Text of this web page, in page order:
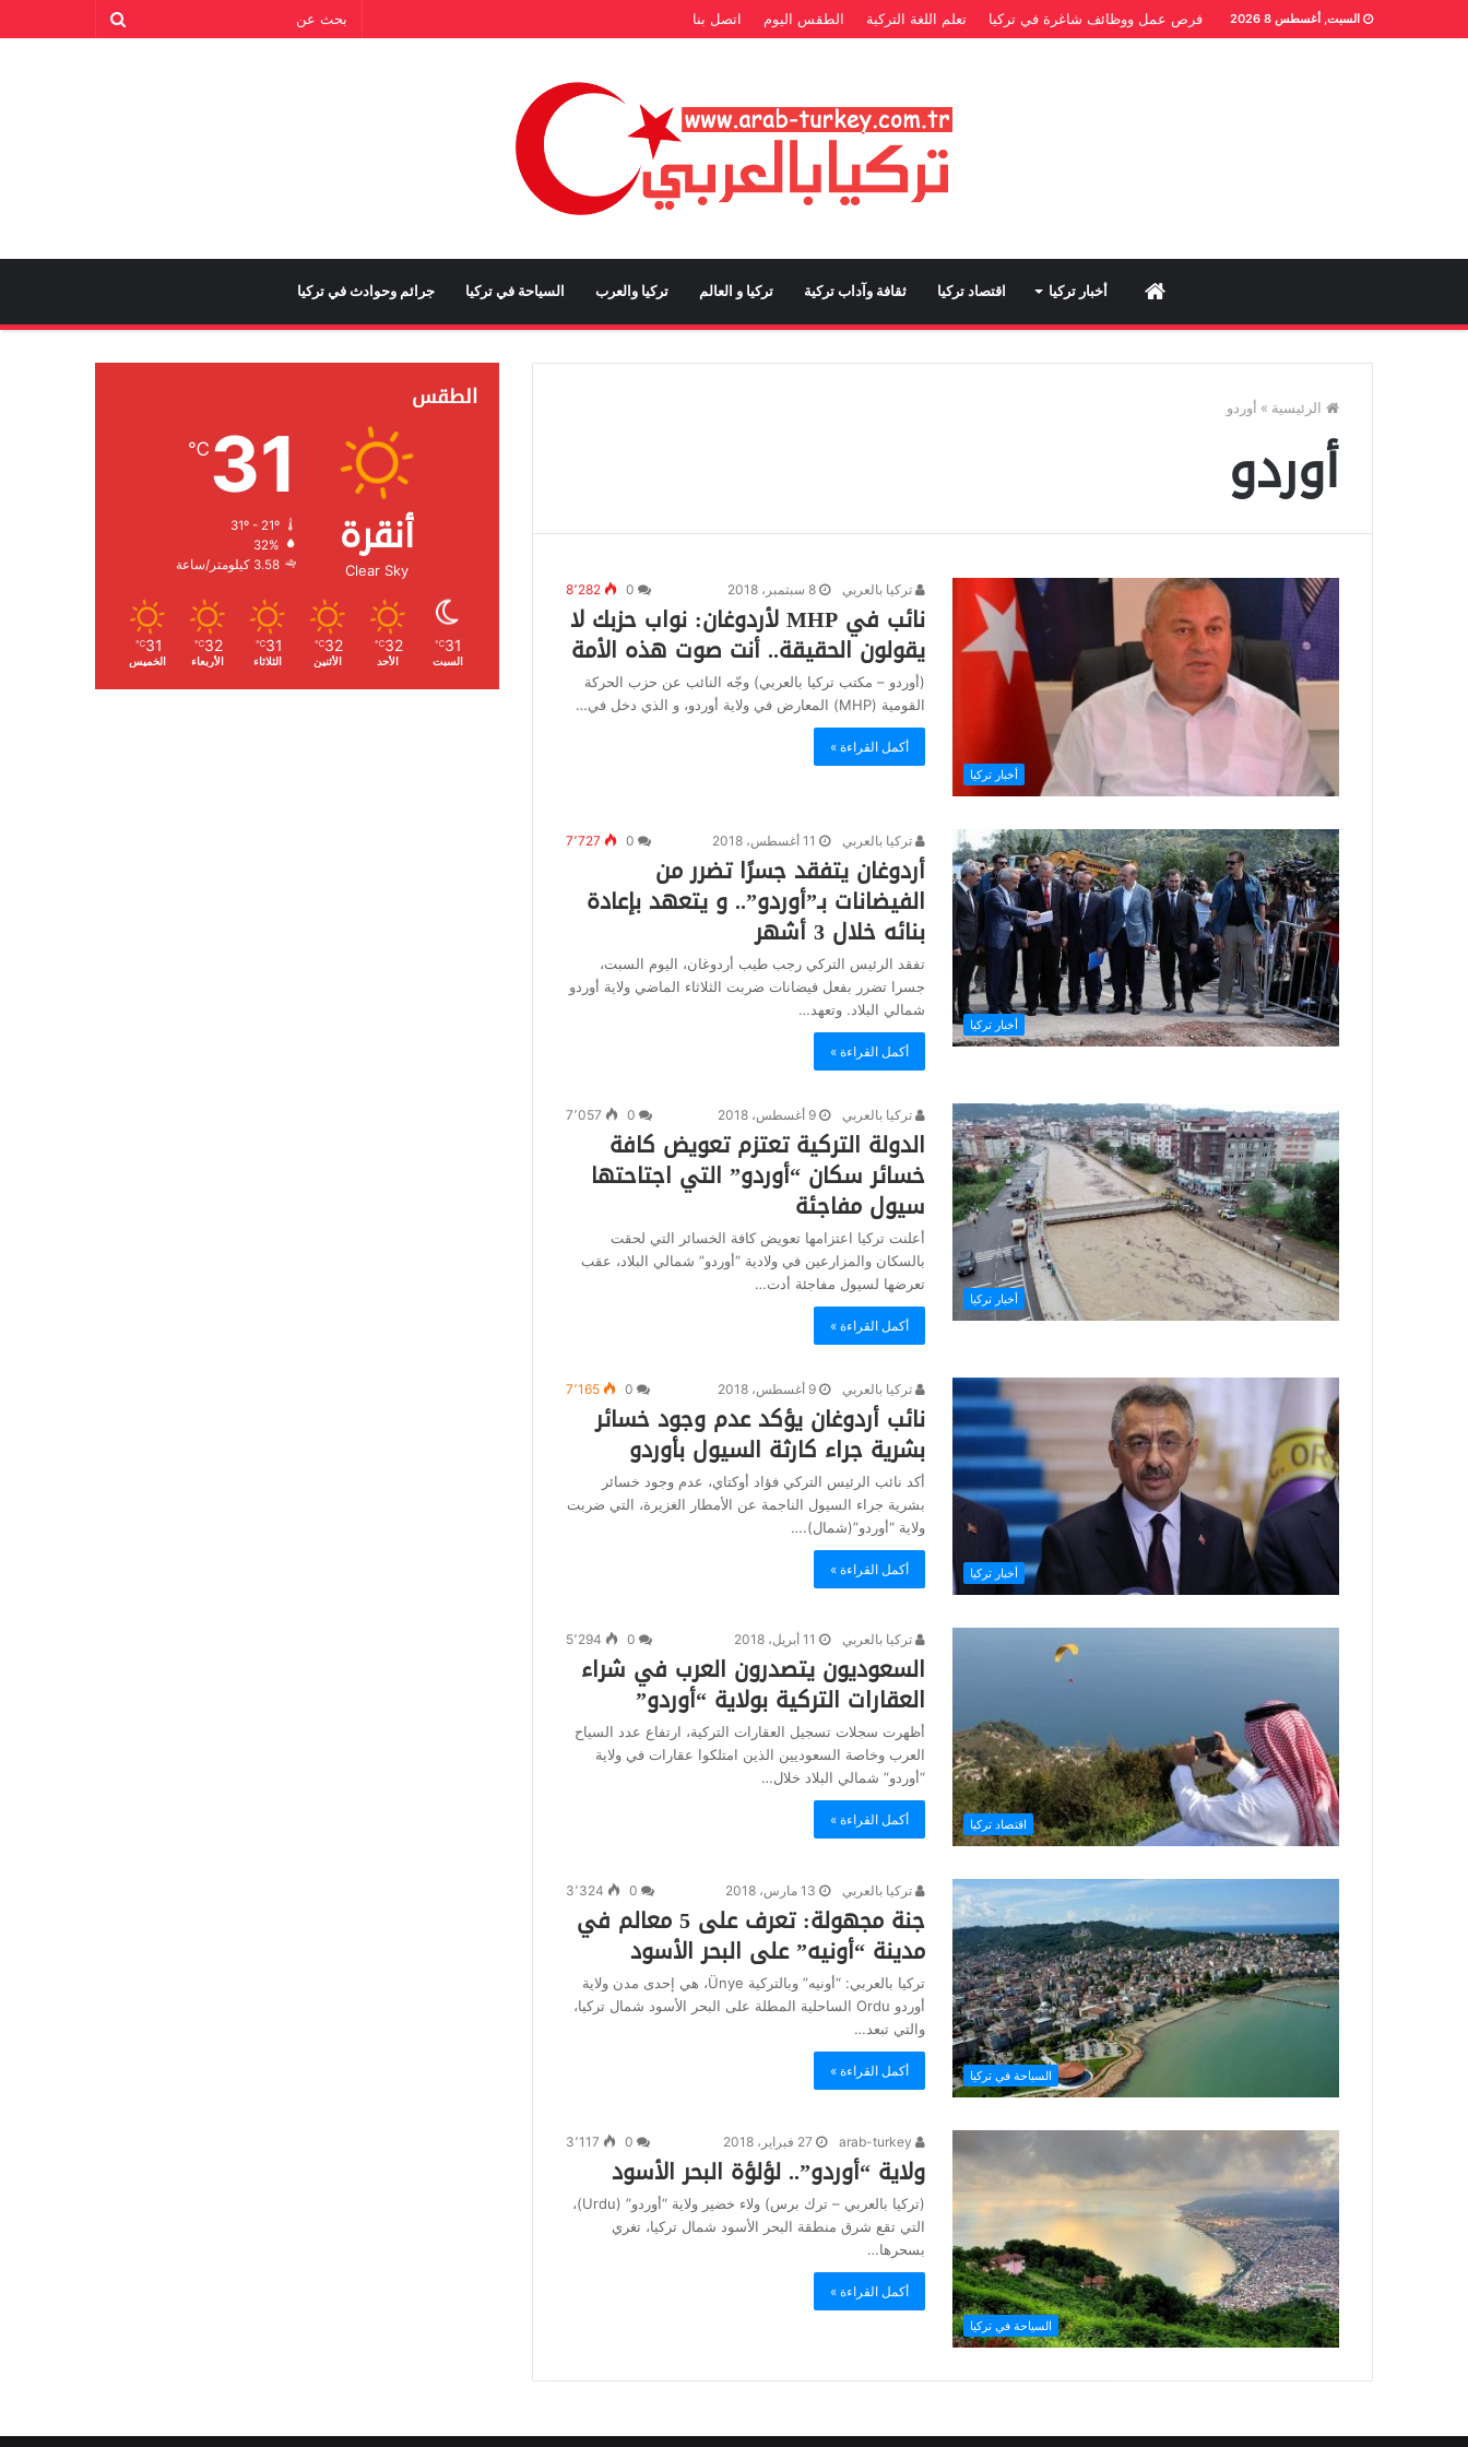
السبت, أغسطس 8 2026 فرص عمل ووظائف شاغرة في تركيا تعلم اللغة التركية الطقس اليوم اتصل بنا
Home أخبار تركيا اقتصاد تركيا ثقافة وآداب تركية تركيا و العالم تركيا والعرب السياحة في تركيا جرائم وحوادث في تركيا
الرئيسية » أوردو
أوردو
أخبار تركيا
تركيا بالعربي 8 سبتمبر، 2018 8٬282
نائب في MHP لأردوغان: نواب حزبك لا
يقولون الحقيقة.. أنت صوت هذه الأمة
(أوردو – مكتب تركيا بالعربي) وجّه النائب عن حزب الحركة
القومية (MHP) المعارض في ولاية أوردو، و الذي دخل في…
أكمل القراءة »
أخبار تركيا
تركيا بالعربي 11 أغسطس، 2018 7٬727
أردوغان يتفقد جسرًا تضرر من
الفيضانات بـ”أوردو”.. و يتعهد بإعادة
بنائه خلال 3 أشهر
تفقد الرئيس التركي رجب طيب أردوغان، اليوم السبت،
جسرا تضرر بفعل فيضانات ضربت الثلاثاء الماضي ولاية أوردو
شمالي البلاد. وتعهد…
أكمل القراءة »
أخبار تركيا
تركيا بالعربي 9 أغسطس، 2018 7٬057
الدولة التركية تعتزم تعويض كافة
خسائر سكان “أوردو” التي اجتاحتها
سيول مفاجئة
أعلنت تركيا اعتزامها تعويض كافة الخسائر التي لحقت
بالسكان والمزارعين في ولادية “أوردو” شمالي البلاد، عقب
تعرضها لسيول مفاجئة أدت…
أكمل القراءة »
أخبار تركيا
تركيا بالعربي 9 أغسطس، 2018 7٬165
نائب أردوغان يؤكد عدم وجود خسائر
بشرية جراء كارثة السيول بأوردو
أكد نائب الرئيس التركي فؤاد أوكتاي، عدم وجود خسائر
بشرية جراء السيول الناجمة عن الأمطار الغزيرة، التي ضربت
ولاية “أوردو”(شمال).…
أكمل القراءة »
اقتصاد تركيا
تركيا بالعربي 11 أبريل، 2018 5٬294
السعوديون يتصدرون العرب في شراء
العقارات التركية بولاية “أوردو”
أظهرت سجلات تسجيل العقارات التركية، ارتفاع عدد السياح
العرب وخاصة السعوديين الذين امتلكوا عقارات في ولاية
“أوردو” شمالي البلاد خلال…
أكمل القراءة »
السياحة في تركيا
تركيا بالعربي 13 مارس، 2018 3٬324
جنة مجهولة: تعرف على 5 معالم في
مدينة “أونيه” على البحر الأسود
تركيا بالعربي: “أونيه” وبالتركية Ünye، هي إحدى مدن ولاية
أوردو Ordu الساحلية المطلة على البحر الأسود شمال تركيا،
والتي تبعد…
أكمل القراءة »
السياحة في تركيا
27 فبراير، 2018 3٬117
ولاية “أوردو”.. لؤلؤة البحر الأسود
(تركيا بالعربي – ترك برس) ولاء خضير ولاية “أوردو” (Urdu)،
التي تقع شرق منطقة البحر الأسود شمال تركيا، تغري
بسحرها…
أكمل القراءة »
الطقس
أنقرة
Clear Sky
31
℃
31º - 21º
الرطوبة:
الرياح:3.58 كيلومتر/ساعة
31
℃
السبت
32
℃
الأحد
32
℃
الأثنين
31
℃
الثلاثاء
32
℃
الأربعاء
31
℃
الخميس